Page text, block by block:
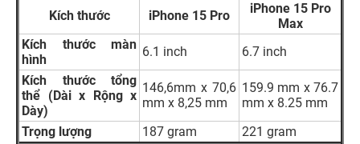
Kích thước iPhone 15 Pro
iPhone 15 Pro
Max
Kích thước màn
hình
6.1 inch
6.7 inch
Kích thước tổng
thể (Dài x Rộng x
Dày)
146,6mm x 70,6
mm x 8,25 mm
159.9 mm x 76.7
mm x 8.25 mm
Trọng lượng
187 gram 221 gram